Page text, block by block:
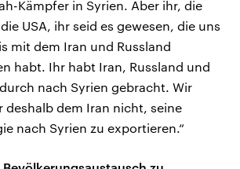
Kämpfer in Syrien. Aber ihr, die
USA, ihr seid es gewesen, die uns
mit dem Iran und Russland
habt. Ihr habt Iran, Russland und
nach Syrien gebracht. Wir
deshalb dem Iran nicht, seine
nach Syrien zu exportieren.“